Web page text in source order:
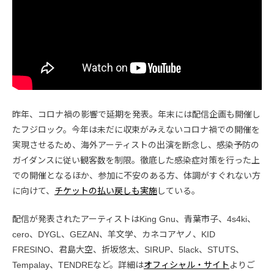
昨年、コロナ禍の影響で延期を発表。年末には配信企画も開催し
たフジロック。今年は未だに収束がみえないコロナ禍での開催を
実現させるため、海外アーティストの出演を断念し、感染予防の
ガイダンスに従い観客数を制限。徹底した感染症対策を行った上
での開催となるほか、参加に不安のある方、体調がすぐれない方
に向けて、 チケットの払い戻しも実施している。
配信が発表されたアーティストはKing Gnu、青葉市子、4s4ki、
cero、DYGL、GEZAN、羊文学、カネコアヤノ、KID
FRESINO、君島大空、折坂悠太、SIRUP、5lack、STUTS、
Tempalay、TENDREなど。詳細はオフィシャル・サイト よりご